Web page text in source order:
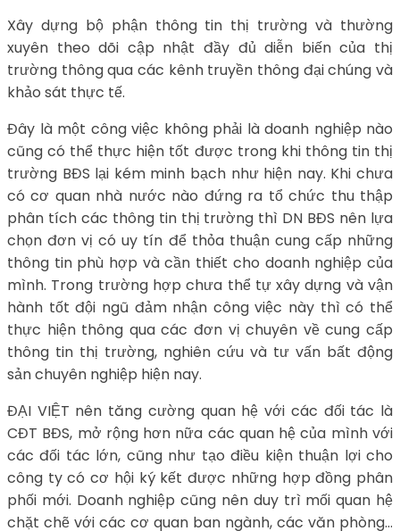
Xây dựng bộ phận thông tin thị trường và thường
xuyên theo dõi cập nhật đầy đủ diễn biến của thị
trường thông qua các kênh truyền thông đại chúng và
khảo sát thực tế.
Đây là một công việc không phải là doanh nghiệp nào
cũng có thể thực hiện tốt được trong khi thông tin thị
trường BĐS lại kém minh bạch như hiện nay. Khi chưa
có cơ quan nhà nước nào đứng ra tổ chức thu thập
phân tích các thông tin thị trường thì DN BĐS nên lựa
chọn đơn vị có uy tín để thỏa thuận cung cấp những
thông tin phù hợp và cần thiết cho doanh nghiệp của
mình. Trong trường hợp chưa thể tự xây dựng và vận
hành tốt đội ngũ đảm nhận công việc này thì có thể
thực hiện thông qua các đơn vị chuyên về cung cấp
thông tin thị trường, nghiên cứu và tư vấn bất động
sản chuyên nghiệp hiện nay.
ĐẠI VIỆT nên tăng cường quan hệ với các đối tác là
CĐT BĐS, mở rộng hơn nữa các quan hệ của mình với
các đối tác lớn, cũng như tạo điều kiện thuận lợi cho
công ty có cơ hội ký kết được những hợp đồng phân
phối mới. Doanh nghiệp cũng nên duy trì mối quan hệ
chặt chẽ với các cơ quan ban ngành, các văn phòng…